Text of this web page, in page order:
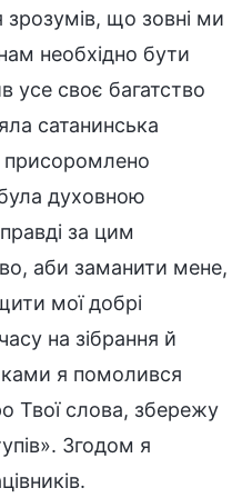
що зовні ми
необхідно бути
усе своє багатство
сатанинська
присоромлено
духовною
за цим
аби заманити мене,
мої добрі
на зібрання й
я помолився
Твої слова, збережу
Згодом я